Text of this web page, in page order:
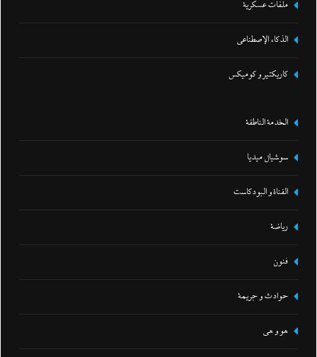
ملفات عسكرية
الذكاء الإصطناعي
كاريكتير و كوميكس
الخدمة الناطقة
سوشيال ميديا
القناة و البودكاست
رياضة
فنون
حوادث و جريمة
هو و هي